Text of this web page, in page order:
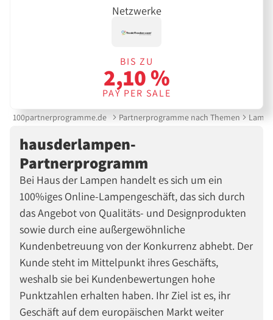
Netzwerke
BIS ZU
2,10 %
PAY PER SALE
100partnerprogramme.de Partnerprogramme nach Themen
hausderlampen-
Partnerprogramm
Bei Haus der Lampen handelt es sich um ein
100%iges Online-Lampengeschäft, das sich durch
das Angebot von Qualitäts- und Designprodukten
sowie durch eine außergewöhnliche
Kundenbetreuung von der Konkurrenz abhebt. Der
Kunde steht im Mittelpunkt ihres Geschäfts,
weshalb sie bei Kundenbewertungen hohe
Punktzahlen erhalten haben. Ihr Ziel ist es, ihr
Geschäft auf dem europäischen Markt weiter